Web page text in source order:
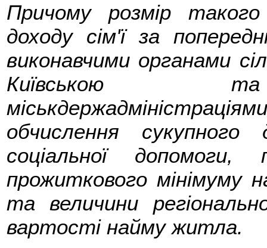
Причому розмір такого
доходу сім'ї за
виконавчими органами
Київською та
обчислення
соціальної
прожиткового мінімуму
та величини
вартості найму житла.